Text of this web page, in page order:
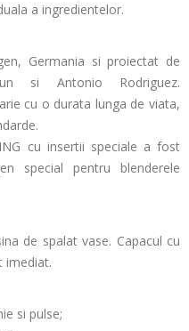
a ingredientelor.
Germania si proiectat de
si Antonio Rodriguez.
cu o durata lunga de viata,
cu insertii speciale a fost
special pentru blenderele
de spalat vase. Capacul cu
imediat.
si pulse;